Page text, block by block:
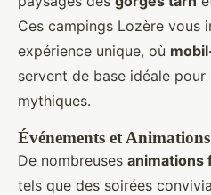
Ces campings Lozère vous
expérience unique, où
servent de base idéale
mythiques.
Événements et
De nombreuses animations
tels que des soirées